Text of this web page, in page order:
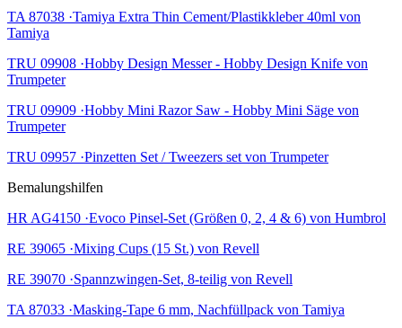
TA 87038 ·Tamiya Extra Thin Cement/Plastikkleber 40ml von
Tamiya
TRU 09908 ·Hobby Design Messer - Hobby Design Knife von
Trumpeter
TRU 09909 ·Hobby Mini Razor Saw - Hobby Mini Säge von
Trumpeter
TRU 09957 ·Pinzetten Set / Tweezers set von Trumpeter
Bemalungshilfen
HR AG4150 ·Evoco Pinsel-Set (Größen 0, 2, 4 & 6) von Humbrol
RE 39065 ·Mixing Cups (15 St.) von Revell
RE 39070 ·Spannzwingen-Set, 8-teilig von Revell
TA 87033 ·Masking-Tape 6 mm, Nachfüllpack von Tamiya